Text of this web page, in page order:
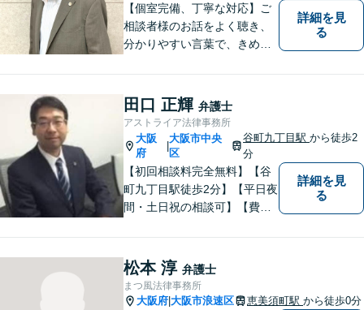
【個室完備、丁寧な対応】ご
相談者様のお話をよく聴き、
分かりやすい言葉で、きめ細
ております。相談にお越しい
ただいた方々が安心して落ち
着いてお話することができる
よう、完全個室をご準備して
おります。どうぞお気軽にご
相談ください。
詳細を見
る
田口 正輝 弁護士
アストライア法律事務所
大阪
府
|
大阪市中央
区
谷町九丁目駅から徒歩2
分
【初回相談料完全無料】【谷
町九丁目駅徒歩2分】【平日夜
間・土日祝の相談可】【費用
いたします。
詳細を見
る
松本 淳 弁護士
まつ風法律事務所
大阪府 大阪市浪速区 恵美須町駅 から徒歩0分